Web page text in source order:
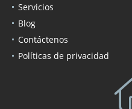
Servicios
Blog
Contáctenos
Políticas de privacidad